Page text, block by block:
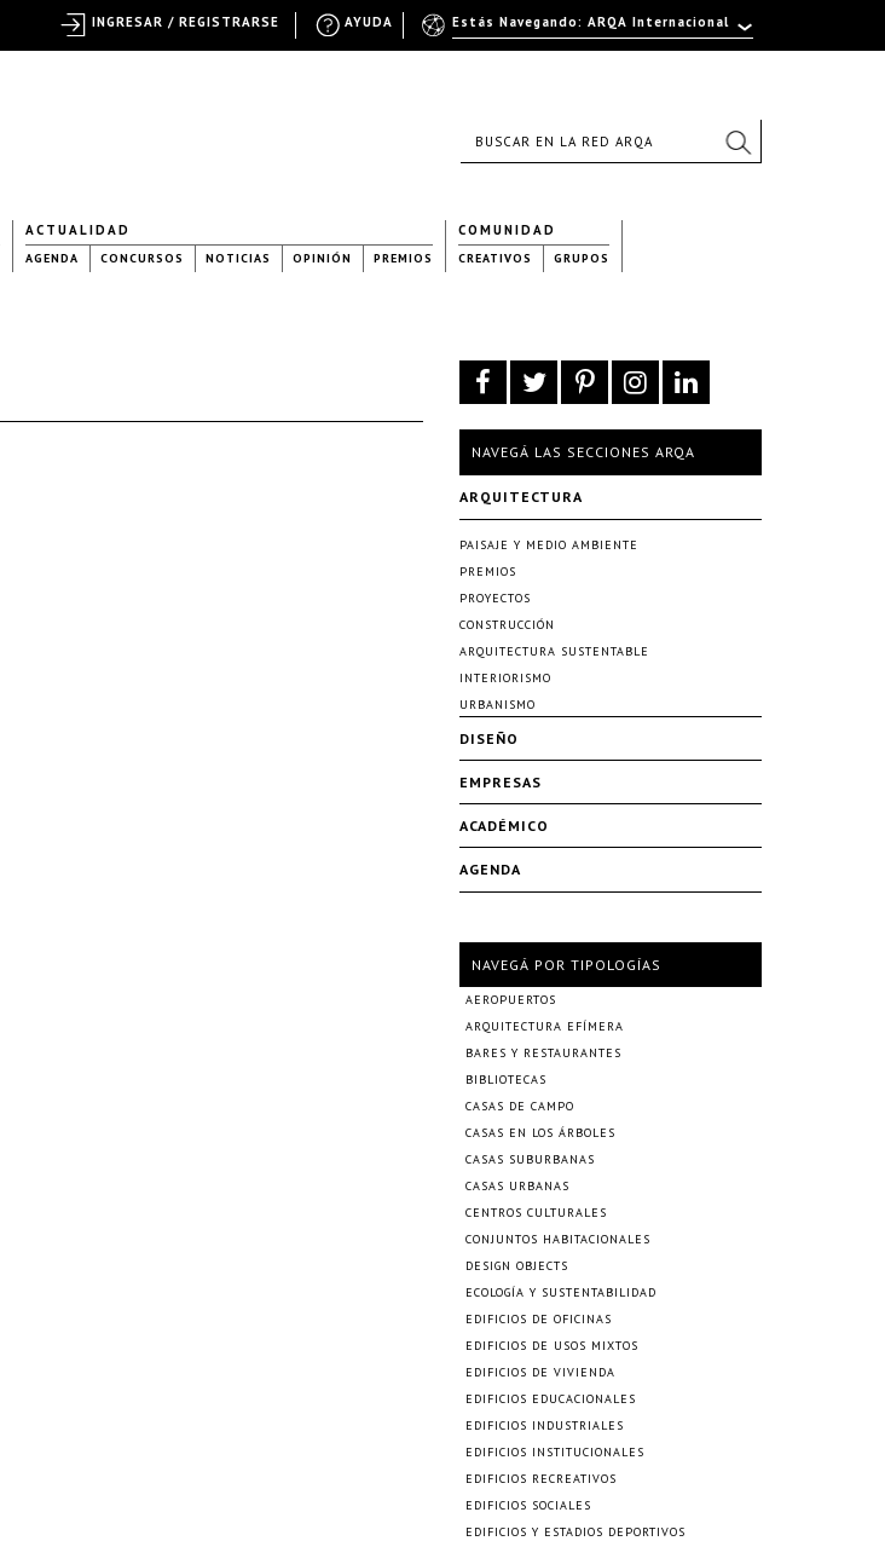
ACTUALIDAD
AGENDA CONCURSOS NOTICIAS OPINIÓN PREMIOS
COMUNIDAD
CREATIVOS GRUPOS
NAVEGÁ LAS SECCIONES ARQA
ARQUITECTURA
PAISAJE Y MEDIO AMBIENTE
PREMIOS
PROYECTOS
CONSTRUCCIÓN
ARQUITECTURA SUSTENTABLE
INTERIORISMO
URBANISMO
DISEÑO
EMPRESAS
ACADÉMICO
AGENDA
NAVEGÁ POR TIPOLOGÍAS
AEROPUERTOS
ARQUITECTURA EFÍMERA
BARES Y RESTAURANTES
BIBLIOTECAS
CASAS DE CAMPO
CASAS EN LOS ÁRBOLES
CASAS SUBURBANAS
CASAS URBANAS
CENTROS CULTURALES
CONJUNTOS HABITACIONALES
DESIGN OBJECTS
ECOLOGÍA Y SUSTENTABILIDAD
EDIFICIOS DE OFICINAS
EDIFICIOS DE USOS MIXTOS
EDIFICIOS DE VIVIENDA
EDIFICIOS EDUCACIONALES
EDIFICIOS INDUSTRIALES
EDIFICIOS INSTITUCIONALES
EDIFICIOS RECREATIVOS
EDIFICIOS SOCIALES
EDIFICIOS Y ESTADIOS DEPORTIVOS
Estás Navegando: ARQA Internacional
AYUDA
INGRESAR / REGISTRARSE